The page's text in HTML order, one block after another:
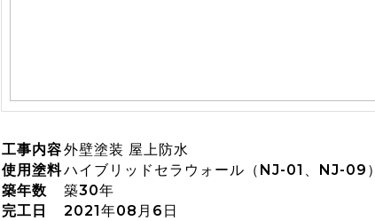
工事内容外壁塗装 屋上防水
使用塗料ハイブリッドセラウォール（NJ-01、NJ-09）
築年数
築30年
完工日
2021年08月6日